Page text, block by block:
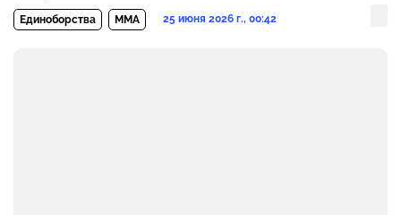
Единоборства MMA 25 июня 2026 г., 00:42